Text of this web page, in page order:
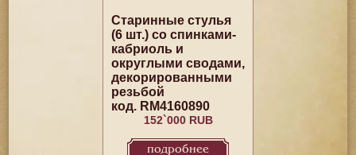
Старинные стулья
(6 шт.) со спинками-
кабриоль и
округлыми сводами,
декорированными
резьбой
код. RM4160890
152`000 RUB
подробнее